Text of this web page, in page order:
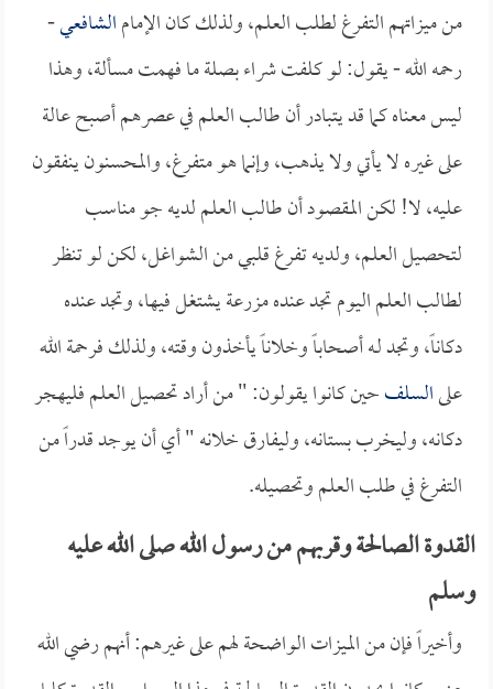
من ميزاتهم التفرغ لطلب العلم، ولذلك كان الإمامالشافعي-
رحمه الله - يقول: لو كلفت شراء بصلة ما فهمت مسألة، وهذا
ليس معناه كما قد يتبادر أن طالب العلم في عصرهم أصبح عالة
على غيره لا يأتي ولا يذهب، وإنما هو متفرغ، والمحسنون ينفقون
عليه، لا! لكن المقصود أن طالب العلم لديه جو مناسب
لتحصيل العلم، ولديه تفرغ قلبي من الشواغل، لكن لو تنظر
لطالب العلم اليوم تجد عنده مزرعة يشتغل فيها، وتجد عنده
دكاناً، وتجد لـه أصحاباً وخلاناً يأخذون وقته، ولذلك فرحمة الله
علىالسلفحين كانوا يقولون: " من أراد تحصيل العلم فليهجر
دكانه، وليخرب بستانه، وليفارق خلانه " أي أن يوجد قدراً من
التفرغ في طلب العلم وتحصيله.
القدوة الصالحة وقربهم من رسول الله صلى الله عليه
وسلم
وأخيراً فإن من الميزات الواضحة لهم على غيرهم: أنهم رضي الله